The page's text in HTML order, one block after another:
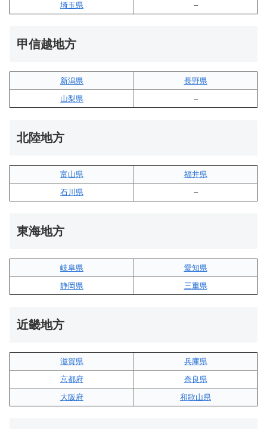
埼玉県
–
甲信越地方
新潟県
長野県
山梨県
–
北陸地方
富山県
福井県
石川県
–
東海地方
岐阜県
愛知県
静岡県
三重県
近畿地方
滋賀県
兵庫県
京都府
奈良県
大阪府
和歌山県